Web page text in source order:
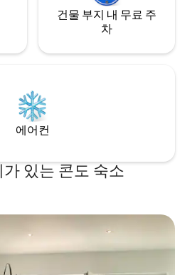
건물 부지 내 무료 주
차
에어컨
있는 콘도 숙소